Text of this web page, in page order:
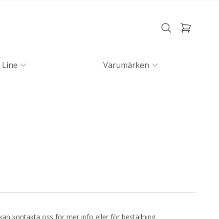
Line Varumärken
kontakta oss för mer info eller för beställning.